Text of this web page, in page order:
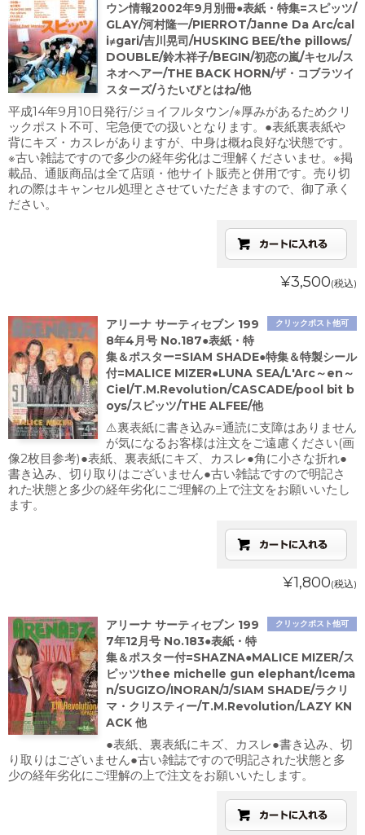
ウン情報2002年9月別冊●表紙・特集=スピッツ/
GLAY/河村隆一/PIERROT/Janne Da Arc/cal
i≠gari/吉川晃司/HUSKING BEE/the pillows/
DOUBLE/鈴木祥子/BEGIN/初恋の嵐/キセル/ス
ネオヘアー/THE BACK HORN/ザ・コブラツイ
スターズ/うたいびとはね/他
平成14年9月10日発行/ジョイフルタウン/※厚みがあるためクリ
ックポスト不可、宅急便での扱いとなります。●表紙裏表紙や
背にキズ・カスレがありますが、中身は概ね良好な状態です。
※古い雑誌ですので多少の経年劣化はご理解くださいませ。※掲
載品、通販商品は全て店頭・他サイト販売と併用です。売り切
れの際はキャンセル処理とさせていただきますので、御了承く
ださい。
¥3,500(税込)
クリックポスト他可
アリーナ サーティセブン 199
8年4月号 No.187●表紙・特
集＆ポスター=SIAM SHADE●特集＆特製シール
付=MALICE MIZER●LUNA SEA/L'Arc～en～
Ciel/T.M.Revolution/CASCADE/pool bit b
oys/スピッツ/THE ALFEE/他
⚠️裏表紙に書き込み=通読に支障はありません
が気になるお客様は注文をご遠慮ください(画
像2枚目参考)●表紙、裏表紙にキズ、カスレ●角に小さな折れ●
書き込み、切り取りはございません●古い雑誌ですので明記さ
れた状態と多少の経年劣化にご理解の上で注文をお願いいたし
ます。
¥1,800(税込)
クリックポスト他可
アリーナ サーティセブン 199
7年12月号 No.183●表紙・特
集＆ポスター付=SHAZNA●MALICE MIZER/ス
ピッツthee michelle gun elephant/Icema
n/SUGIZO/INORAN/J/SIAM SHADE/ラクリ
マ・クリスティー/T.M.Revolution/LAZY KN
ACK 他
●表紙、裏表紙にキズ、カスレ●書き込み、切
り取りはございません●古い雑誌ですので明記された状態と多
少の経年劣化にご理解の上で注文をお願いいたします。